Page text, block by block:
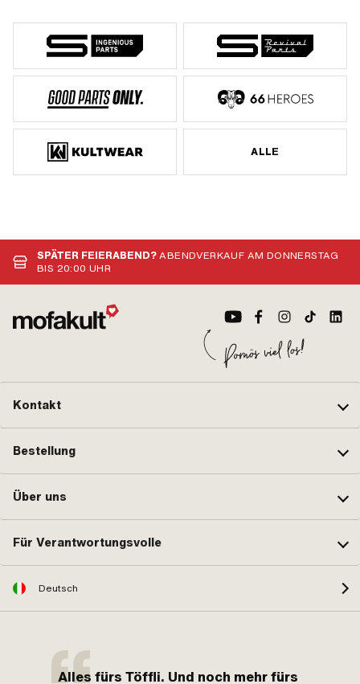
ALLE
SPÄTER FEIERABEND?ABENDVERKAUF AM DONNERSTAG
BIS 20:00 UHR
Kontakt
Bestellung
Über uns
Für Verantwortungsvolle
Deutsch
Alles fürs Töffli. Und noch mehr fürs